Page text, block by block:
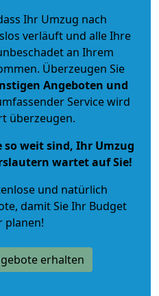
Ihr Umzug nach
verläuft und alle Ihre
an Ihrem
Überzeugen Sie
Angeboten und
Service wird
überzeugen.
so weit sind, Ihr Umzug
wartet auf Sie!
und natürlich
, damit Sie Ihr Budget
planen!
erhalten